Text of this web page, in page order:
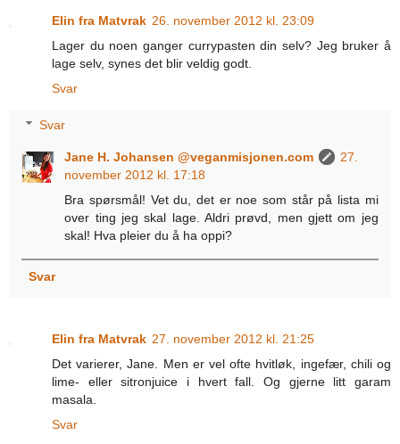
Elin fra Matvrak 26. november 2012 kl. 23:09
Lager du noen ganger currypasten din selv? Jeg bruker å
lage selv, synes det blir veldig godt.
Svar
Svar
Jane H. Johansen @veganmisjonen.com
27.
november 2012 kl. 17:18
Bra spørsmål! Vet du, det er noe som står på lista mi
over ting jeg skal lage. Aldri prøvd, men gjett om jeg
skal! Hva pleier du å ha oppi?
Svar
Elin fra Matvrak 27. november 2012 kl. 21:25
Det varierer, Jane. Men er vel ofte hvitløk, ingefær, chili og
lime- eller sitronjuice i hvert fall. Og gjerne litt garam
masala.
Svar